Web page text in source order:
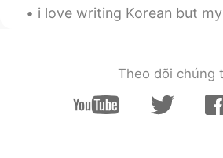
Sania 사니아
ES
i love writing Korean but my writing is not good , actually i
Theo dõi chúng